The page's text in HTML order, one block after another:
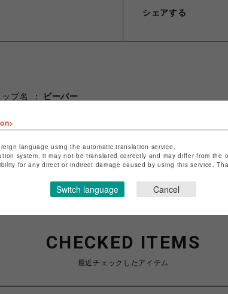
シェアする
ップ名
ビーバー
ップお問い合わせはこちら
CHECKED ITEMS
最近チェックしたアイテム
language using the automatic translation service.
system, it may not be translated correctly and may differ from
for any direct or indirect damage caused by using this service.
Switch language Cancel